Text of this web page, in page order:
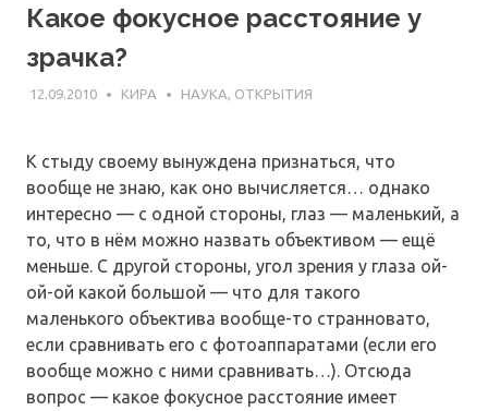
Какое фокусное расстояние у
зрачка?
12.09.2010 КИРА НАУКА, ОТКРЫТИЯ
К стыду своему вынуждена признаться, что
вообще не знаю, как оно вычисляется… однако
интересно — с одной стороны, глаз — маленький, а
то, что в нём можно назвать объективом — ещё
меньше. С другой стороны, угол зрения у глаза ой-
ой-ой какой большой — что для такого
маленького объектива вообще-то странновато,
если сравнивать его с фотоаппаратами (если его
вообще можно с ними сравнивать…). Отсюда
вопрос — какое фокусное расстояние имеет